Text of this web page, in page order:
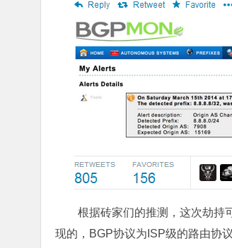
根据砖家们的推测，这次劫持
现的，BGP协议为ISP级的路由协